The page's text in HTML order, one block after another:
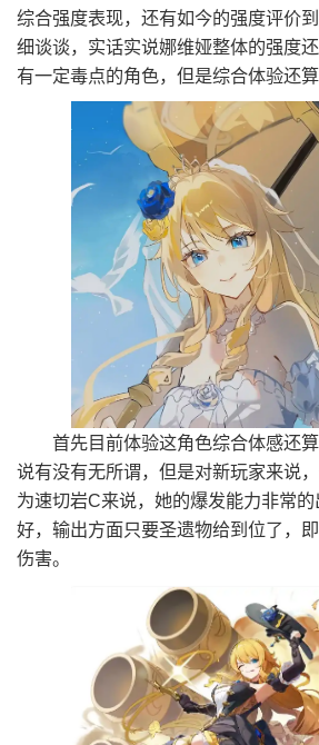
综合强度表现，还有如今的强度评价
细谈谈，实话实说娜维娅整体的强度
有一定毒点的角色，但是综合体验还算
首先目前体验这角色综合体感还算
说有没有无所谓，但是对新玩家来说
为速切岩C来说，她的爆发能力非常
好，输出方面只要圣遗物给到位了，
伤害。